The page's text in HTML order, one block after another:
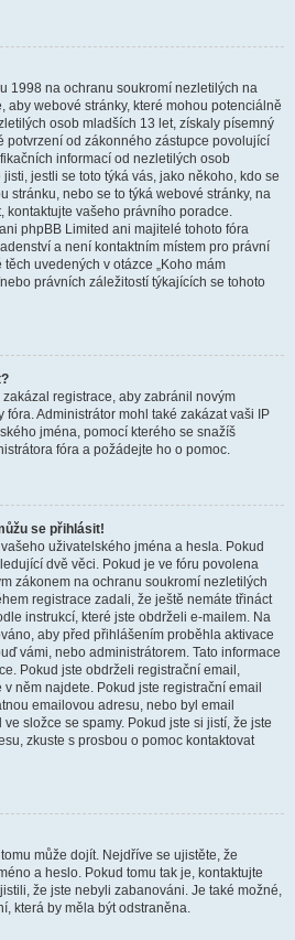
1998 na ochranu soukromí nezletilých na
aby webové stránky, které mohou potenciálně
osob mladších 13 let, získaly písemný
potvrzení od zákonného zástupce povolující
informací od nezletilých osob
jestli se toto týká vás, jako někoho, kdo se
stránku, nebo se to týká webové stránky, na
kontaktujte vašeho právního poradce.
phpBB Limited ani majitelé tohoto fóra
a není kontaktním místem pro právní
uvedených v otázce „Koho mám
právních záležitostí týkajících se tohoto
registrace, aby zabránil novým
Administrátor mohl také zakázat vaši IP
jména, pomocí kterého se snažíš
fóra a požádejte ho o pomoc.
se přihlásit!
uživatelského jména a hesla. Pokud
dvě věci. Pokud je ve fóru povolena
zákonem na ochranu soukromí nezletilých
registrace zadali, že ještě nemáte třináct
instrukcí, které jste obdrželi e-mailem. Na
aby před přihlášením proběhla aktivace
vámi, nebo administrátorem. Tato informace
Pokud jste obdrželi registrační email,
něm najdete. Pokud jste registrační email
emailovou adresu, nebo byl email
složce se spamy. Pokud jste si jistí, že jste
zkuste s prosbou o pomoc kontaktovat
může dojít. Nejdříve se ujistěte, že
a heslo. Pokud tomu tak je, kontaktujte
že jste nebyli zabanováni. Je také možné,
která by měla být odstraněna.